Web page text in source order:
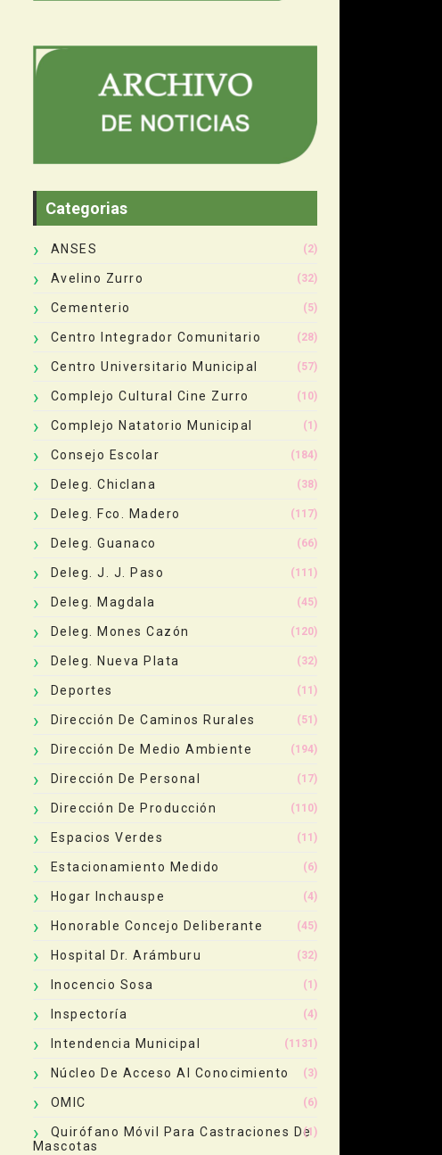
Categorias
ANSES (2)
Avelino Zurro (32)
Cementerio (5)
Centro Integrador Comunitario (28)
Centro Universitario Municipal (57)
Complejo Cultural Cine Zurro (10)
Complejo Natatorio Municipal (1)
Consejo Escolar (184)
Deleg. Chiclana (38)
Deleg. Fco. Madero (117)
Deleg. Guanaco (66)
Deleg. J. J. Paso (111)
Deleg. Magdala (45)
Deleg. Mones Cazón (120)
Deleg. Nueva Plata (32)
Deportes (11)
Dirección De Caminos Rurales (51)
Dirección De Medio Ambiente (194)
Dirección De Personal (17)
Dirección De Producción (110)
Espacios Verdes (11)
Estacionamiento Medido (6)
Hogar Inchauspe (4)
Honorable Concejo Deliberante (45)
Hospital Dr. Arámburu (32)
Inocencio Sosa (1)
Inspectoría (4)
Intendencia Municipal (1131)
Núcleo De Acceso Al Conocimiento (3)
OMIC (6)
Quirófano Móvil Para Castraciones De
Mascotas
(1)